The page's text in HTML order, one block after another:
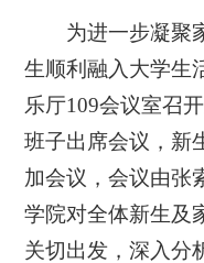
为进一步凝聚
生顺利融入大学生
乐厅109会议室召
班子出席会议，新
加会议，会议由张
学院对全体新生及
关切出发，深入分